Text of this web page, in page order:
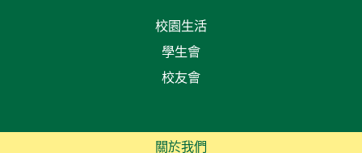
校園生活
學生會
校友會
關於我們